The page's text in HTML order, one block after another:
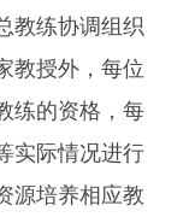
教练协调组织
教授外，每位
练的资格，每
实际情况进行
源培养相应教